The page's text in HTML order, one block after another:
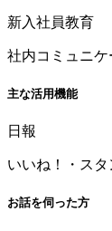
新入社員教育
社内コミュニケ
主な活用機能
日報
いいね！・スタ
お話を伺った方